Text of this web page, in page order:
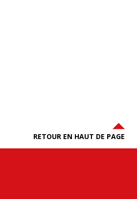
RETOUR EN HAUT DE PAGE